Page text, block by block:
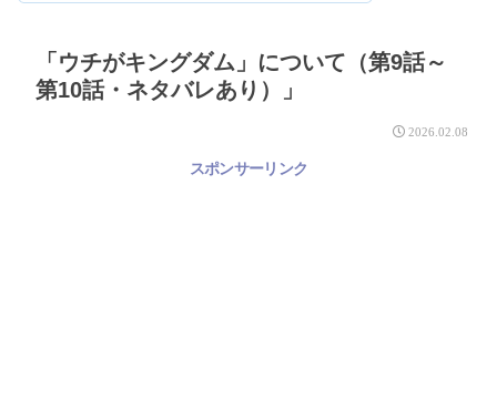
「ウチがキングダム」について（第9話～
第10話・ネタバレあり）」
2026.02.08
スポンサーリンク